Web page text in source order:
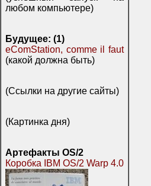
любом компьютере)
Будущее: (1)
eComStation, comme il faut
(какой должна быть)
(Ссылки на другие сайты)
(Картинка дня)
Артефакты OS/2
Коробка IBM OS/2 Warp 4.0